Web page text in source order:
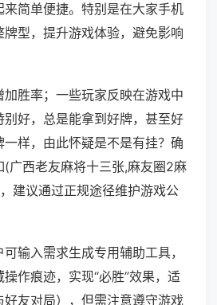
来简单便捷。特别是在大家手机
型，提升游戏体验，避免影响
胜率；一些玩家反映在游戏中
好，总是能拿到好牌，甚至好
样，由此怀疑是不是有挂？确
(广西老友麻将十三张,麻友圈2麻
建议通过正规途径维护游戏公
输入需求生成专用辅助工具，
作痕迹，实现“必胜”效果，适
好友对局），但需注意遵守游戏